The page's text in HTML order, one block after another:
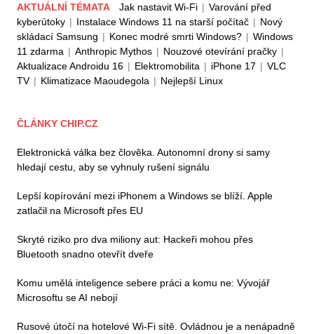
AKTUÁLNÍ TÉMATA Jak nastavit Wi-Fi | Varování před
kyberútoky | Instalace Windows 11 na starší počítač | Nový
skládací Samsung | Konec modré smrti Windows? | Windows
11 zdarma | Anthropic Mythos | Nouzové otevírání pračky |
Aktualizace Androidu 16 | Elektromobilita | iPhone 17 | VLC
TV | Klimatizace Maoudegola | Nejlepší Linux
ČLÁNKY CHIP.CZ
Elektronická válka bez člověka. Autonomní drony si samy
hledají cestu, aby se vyhnuly rušení signálu
Lepší kopírování mezi iPhonem a Windows se blíží. Apple
zatlačil na Microsoft přes EU
Skryté riziko pro dva miliony aut: Hackeři mohou přes
Bluetooth snadno otevřít dveře
Komu umělá inteligence sebere práci a komu ne: Vývojář
Microsoftu se AI nebojí
Rusové útočí na hotelové Wi-Fi sítě. Ovládnou je a nenápadně